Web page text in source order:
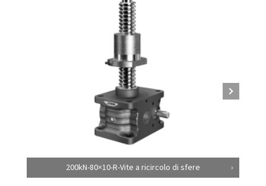
200kN-80×10-R-Vite a ricircolo di sfere